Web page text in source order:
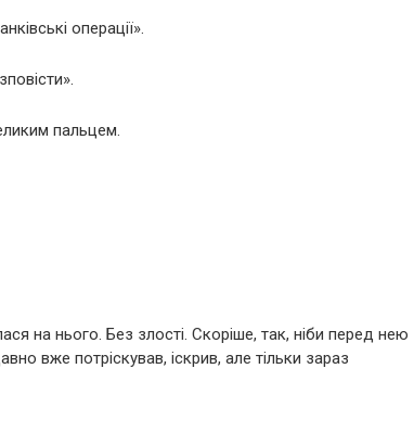
операції».
пальцем.
на нього. Без злості. Скоріше, так, ніби перед нею
вже потріскував, іскрив, але тільки зараз